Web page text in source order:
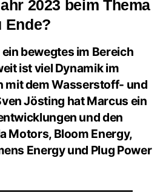
2023 beim Thema
Ende?
bewegtes im Bereich
ist viel Dynamik im
mit dem Wasserstoff- und
Jösting hat Marcus ein
und den
Motors, Bloom Energy,
Energy und Plug Power